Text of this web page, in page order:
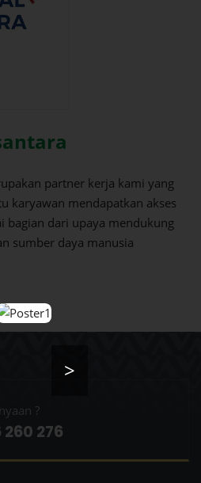
>
partner kerja kami yang
karyawan mendapatkan akses
bagian dari upaya mendukung
sumber daya manusia
?
260 276